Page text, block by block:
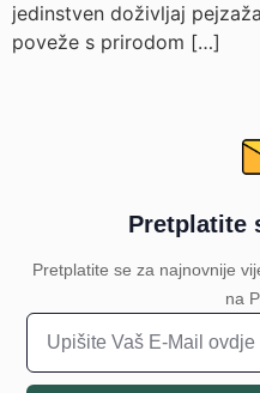
jedinstven doživljaj
poveže s prirodom […]
Pretplatite
Pretplatite se za najnovnije
na